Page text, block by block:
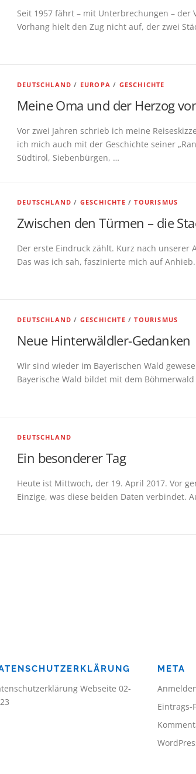
Seit 1957 fährt – mit Unterbrechungen – der
Vorhang hielt den Zug nicht auf, der zwei
DEUTSCHLAND / EUROPA / GESCHICHTE
Meine Oma und der Herzog
Vor zwei Jahren schrieb ich meine
ich mich auch mit der Geschichte seiner
Südtirol, Siebenbürgen, …
DEUTSCHLAND / GESCHICHTE /TOURISMUS
Zwischen den Türmen – die
Der erste Eindruck zählt. Kurz nach unserer
Das was ich sah, faszinierte mich auf
DEUTSCHLAND / GESCHICHTE /TOURISMUS
Neue Hinterwäldler-Gedanken
Wir sind wieder im Bayerischen Wald
Bayerische Wald bildet mit dem
DEUTSCHLAND
Ein besonderer Tag
Heute ist Mittwoch, der 19. April 2017. Vor
Einzige, was diese beiden Daten verbindet.
Webseite 02-
META
Eintrags-